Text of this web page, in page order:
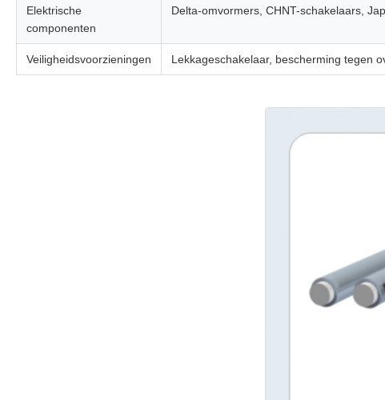
Elektrische
componenten
Delta-omvormers, CHNT-schakelaars,
Veiligheidsvoorzieningen Lekkageschakelaar, bescherming tegen